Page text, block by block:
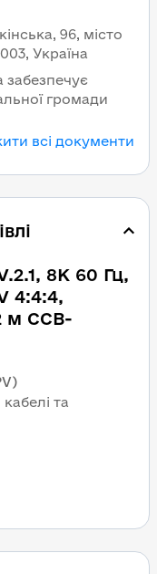
96, місто
Україна
громади
всі документи
8К 60 Гц,
4:4:4,
м CCB-
та